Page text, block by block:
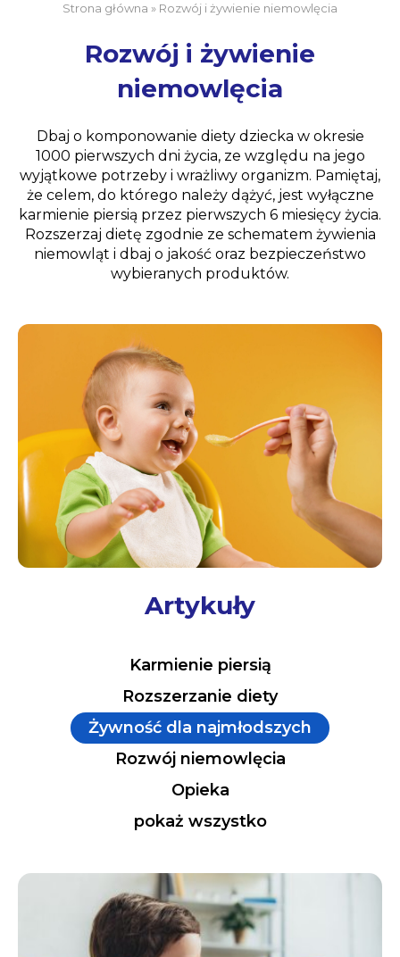
Strona główna » Rozwój i żywienie niemowlęcia
Rozwój i żywienie
niemowlęcia
Dbaj o komponowanie diety dziecka w okresie
1000 pierwszych dni życia, ze względu na jego
wyjątkowe potrzeby i wrażliwy organizm. Pamiętaj,
że celem, do którego należy dążyć, jest wyłączne
karmienie piersią przez pierwszych 6 miesięcy życia.
Rozszerzaj dietę zgodnie ze schematem żywienia
niemowląt i dbaj o jakość oraz bezpieczeństwo
wybieranych produktów.
Artykuły
Karmienie piersią
Rozszerzanie diety
Żywność dla najmłodszych
Rozwój niemowlęcia
Opieka
pokaż wszystko